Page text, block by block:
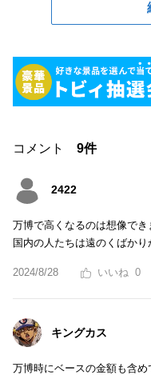
コメント 9件
2422
万博で高くなるのは想像で
国内の人たちは遠のくばか
2024/8/28 0
キングカス
万博時にベースの金額も含